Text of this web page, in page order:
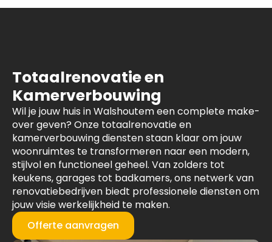
Totaalrenovatie en
Kamerverbouwing
Wil je jouw huis in Walshoutem een complete make-
over geven? Onze totaalrenovatie en
kamerverbouwing diensten staan klaar om jouw
woonruimtes te transformeren naar een modern,
stijlvol en functioneel geheel. Van zolders tot
keukens, garages tot badkamers, ons netwerk van
renovatiebedrijven biedt professionele diensten om
jouw visie werkelijkheid te maken.
Offerte aanvragen